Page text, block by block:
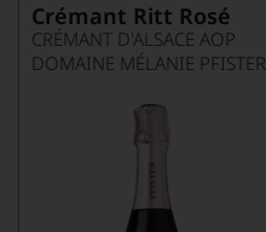
Crémant Ritt Rosé
CRÉMANT D'ALSACE AOP
DOMAINE MÉLANIE PFISTER